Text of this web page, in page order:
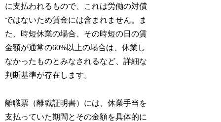
に支払われるもので、これは労働の対償
ではないため賃金には含まれません。ま
た、時短休業の場合、その時短の日の賃
金額が通常の60%以上の場合は、休業し
なかったものとみなされるなど、詳細な
判断基準が存在します。
離職票（離職証明書）には、休業手当を
支払っていた期間とその金額を具体的に